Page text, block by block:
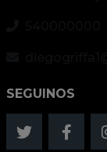
SEGUINOS